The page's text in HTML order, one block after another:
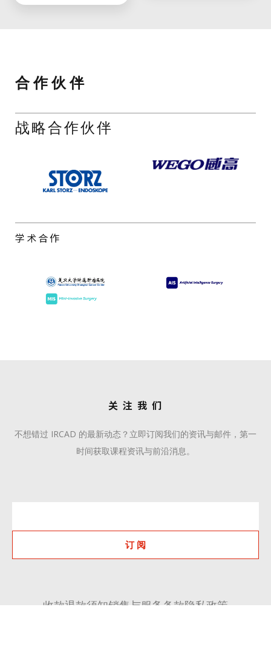
合 作 伙 伴
战略合作伙伴
学术合作
关 注 我 们
不想错过 IRCAD 的最新动态？立即订阅我们的资讯与邮件，第一
时间获取课程资讯与前沿消息。
订 阅
收款退款须知销售与服务条款隐私政策